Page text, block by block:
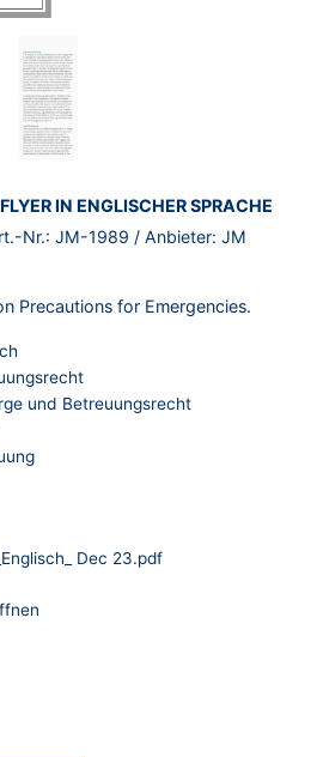
IN ENGLISCHER SPRACHE
Nr.: JM-1989 / Anbieter: JM
Precautions for Emergencies.
und Betreuungsrecht
Dec 23.pdf